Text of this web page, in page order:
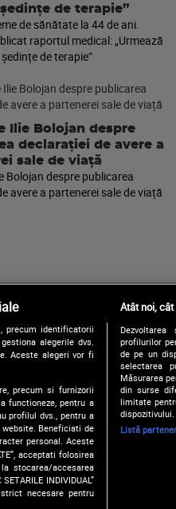
de terapie”
de sănătate la 44 de ani.
raportul medical: „Urmează
de terapie”
Ilie Bolojan despre
declarației de avere a
sale de viață
Bolojan despre publicarea
avere a partenerei sale de viață
Urmărește-ne și
Copyright © 2026 /
Politica de confidentialitate
precum identificatorii
alegerile dvs.
Aceste alegeri vor fi
precum si furnizorii
functioneze, pentru a
profilul dvs., pentru a
Beneficiati de
personal. Aceste
acceptati folosirea
stocarea/accesarea
INDIVIDUAL”
necesare pentru
Atât noi,
profilurilor
de pe un
selectarea
Măsurarea
din surse
limitate
dispozitivului.
Listă